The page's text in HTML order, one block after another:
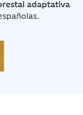
adaptativa